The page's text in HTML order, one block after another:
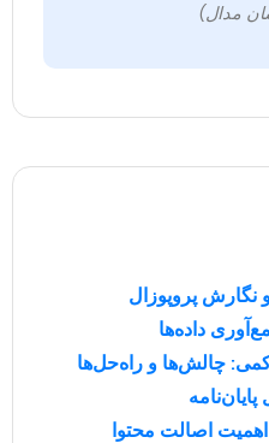
مدال)
نگارش پروپوزال
داده‌ها
چالش‌ها و راه‌حل‌ها
اصالت محتوا